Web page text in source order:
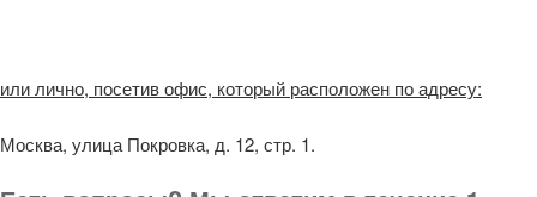
или лично, посетив офис, который расположен по адресу:
Москва, улица Покровка, д. 12, стр. 1.